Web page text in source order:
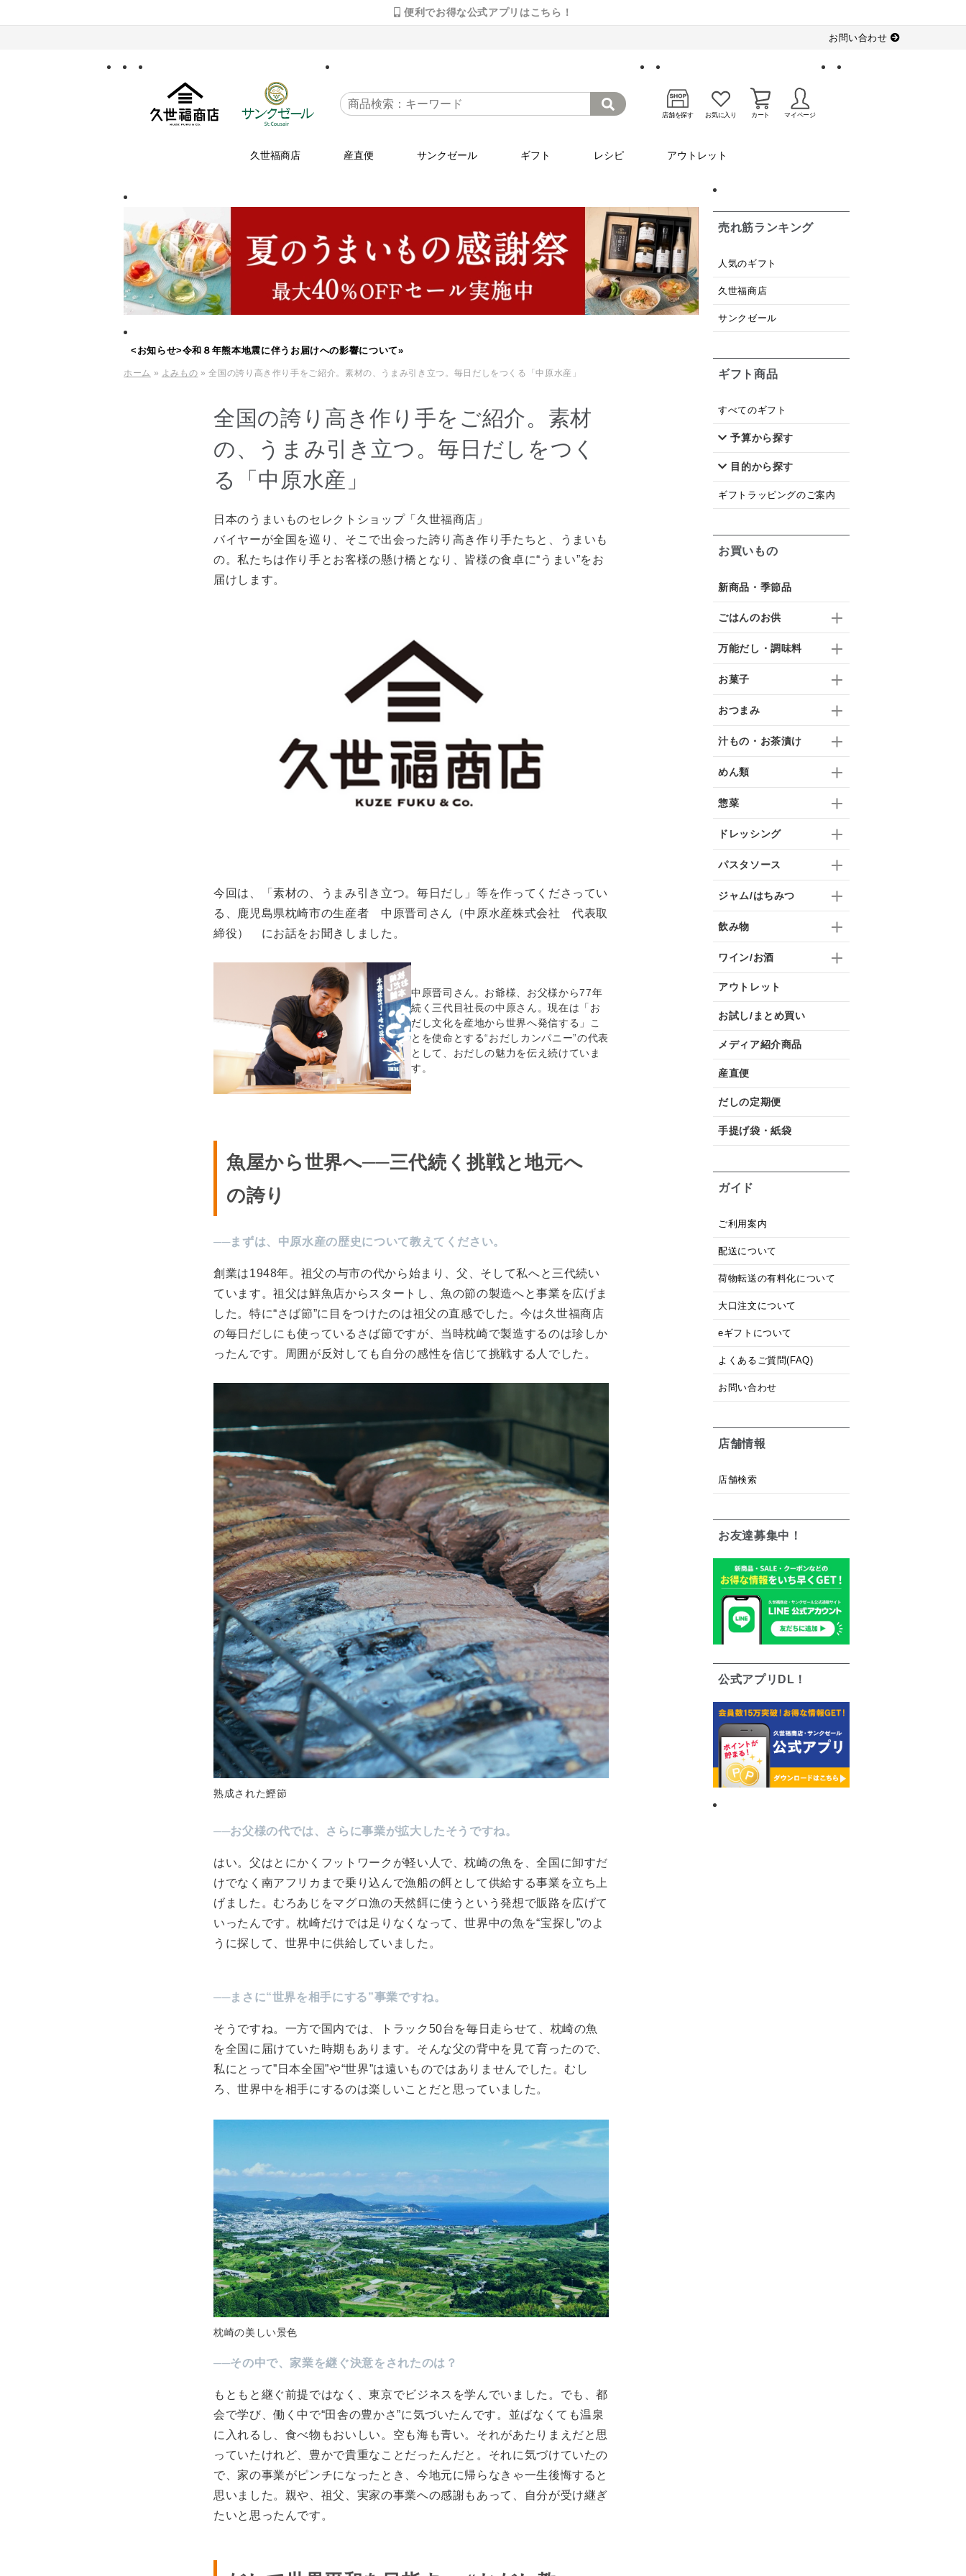
便利でお得な公式アプリはこちら！
お問い合わせ
店舗を探す お気に入り カート マイページ
久世福商店 産直便 サンクゼール ギフト レシピ アウトレット
<お知らせ>令和８年熊本地震に伴うお届けへの影響について»
ホーム » よみもの » 全国の誇り高き作り手をご紹介。素材の、うまみ引き立つ。毎日だしをつくる「中原水産」
全国の誇り高き作り手をご紹介。素材
の、うまみ引き立つ。毎日だしをつく
る「中原水産」
日本のうまいものセレクトショップ「久世福商店」
バイヤーが全国を巡り、そこで出会った誇り高き作り手たちと、うまいも
の。私たちは作り手とお客様の懸け橋となり、皆様の食卓に“うまい”をお
届けします。
今回は、「素材の、うまみ引き立つ。毎日だし」等を作ってくださってい
る、鹿児島県枕崎市の生産者 中原晋司さん（中原水産株式会社 代表取
締役） にお話をお聞きしました。
中原晋司さん。お爺様、お父様から77年
続く三代目社長の中原さん。現在は「お
だし文化を産地から世界へ発信する」こ
とを使命とする“おだしカンパニー”の代表
として、おだしの魅力を伝え続けていま
す。
魚屋から世界へ──三代続く挑戦と地元へ
の誇り
──まずは、中原水産の歴史について教えてください。
創業は1948年。祖父の与市の代から始まり、父、そして私へと三代続い
ています。祖父は鮮魚店からスタートし、魚の節の製造へと事業を広げま
した。特に“さば節”に目をつけたのは祖父の直感でした。今は久世福商店
の毎日だしにも使っているさば節ですが、当時枕崎で製造するのは珍しか
ったんです。周囲が反対しても自分の感性を信じて挑戦する人でした。
熟成された鰹節
──お父様の代では、さらに事業が拡大したそうですね。
はい。父はとにかくフットワークが軽い人で、枕崎の魚を、全国に卸すだ
けでなく南アフリカまで乗り込んで漁船の餌として供給する事業を立ち上
げました。むろあじをマグロ漁の天然餌に使うという発想で販路を広げて
いったんです。枕崎だけでは足りなくなって、世界中の魚を“宝探し”のよ
うに探して、世界中に供給していました。
──まさに“世界を相手にする”事業ですね。
そうですね。一方で国内では、トラック50台を毎日走らせて、枕崎の魚
を全国に届けていた時期もあります。そんな父の背中を見て育ったので、
私にとって”日本全国”や“世界”は遠いものではありませんでした。むし
ろ、世界中を相手にするのは楽しいことだと思っていました。
枕崎の美しい景色
──その中で、家業を継ぐ決意をされたのは？
もともと継ぐ前提ではなく、東京でビジネスを学んでいました。でも、都
会で学び、働く中で“田舎の豊かさ”に気づいたんです。並ばなくても温泉
に入れるし、食べ物もおいしい。空も海も青い。それがあたりまえだと思
っていたけれど、豊かで貴重なことだったんだと。それに気づけていたの
で、家の事業がピンチになったとき、今地元に帰らなきゃ一生後悔すると
思いました。親や、祖父、実家の事業への感謝もあって、自分が受け継ぎ
たいと思ったんです。
売れ筋ランキング
人気のギフト
久世福商店
サンクゼール
ギフト商品
すべてのギフト
予算から探す
目的から探す
ギフトラッピングのご案内
お買いもの
新商品・季節品
ごはんのお供
万能だし・調味料
お菓子
おつまみ
汁もの・お茶漬け
めん類
惣菜
ドレッシング
パスタソース
ジャム/はちみつ
飲み物
ワイン/お酒
アウトレット
お試し/まとめ買い
メディア紹介商品
産直便
だしの定期便
手提げ袋・紙袋
ガイド
ご利用案内
配送について
荷物転送の有料化について
大口注文について
eギフトについて
よくあるご質問(FAQ)
お問い合わせ
店舗情報
店舗検索
お友達募集中！
公式アプリDL！